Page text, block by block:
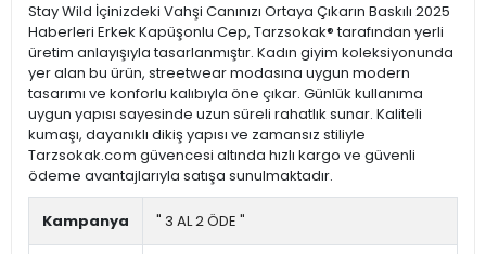
Stay Wild İçinizdeki Vahşi Canınızı Ortaya Çıkarın Baskılı 2025
Haberleri Erkek Kapüşonlu Cep, Tarzsokak® tarafından yerli
üretim anlayışıyla tasarlanmıştır. Kadın giyim koleksiyonunda
yer alan bu ürün, streetwear modasına uygun modern
tasarımı ve konforlu kalıbıyla öne çıkar. Günlük kullanıma
uygun yapısı sayesinde uzun süreli rahatlık sunar. Kaliteli
kumaşı, dayanıklı dikiş yapısı ve zamansız stiliyle
Tarzsokak.com güvencesi altında hızlı kargo ve güvenli
ödeme avantajlarıyla satışa sunulmaktadır.
Kampanya " 3 AL 2 ÖDE "